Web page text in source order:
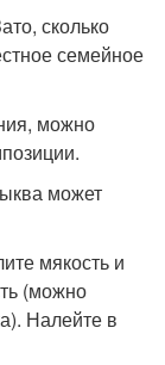
сколько
семейное
можно
может
мякость и
(можно
Налейте в